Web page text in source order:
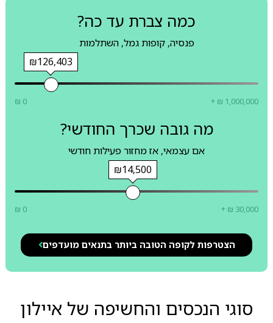
כמה צברת עד כה?
פנסיה, קופות גמל, השתלמות
₪126,403
₪ 0 + ₪ 1,000,000
מה גובה שכרך החודשי?
אם עצמאי, אז מחזור פעילות חודשי
₪14,500
₪ 0 + ₪ 30,000
הצטרפות לקופה הטובה ביותר בתנאים מועדפים
סוגי הנכסים והחשיפה של איילון